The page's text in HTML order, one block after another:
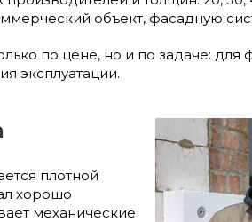
объект, фасадную
по цене, но и по задаче:
эксплуатации.
плотной
хорошо
механические